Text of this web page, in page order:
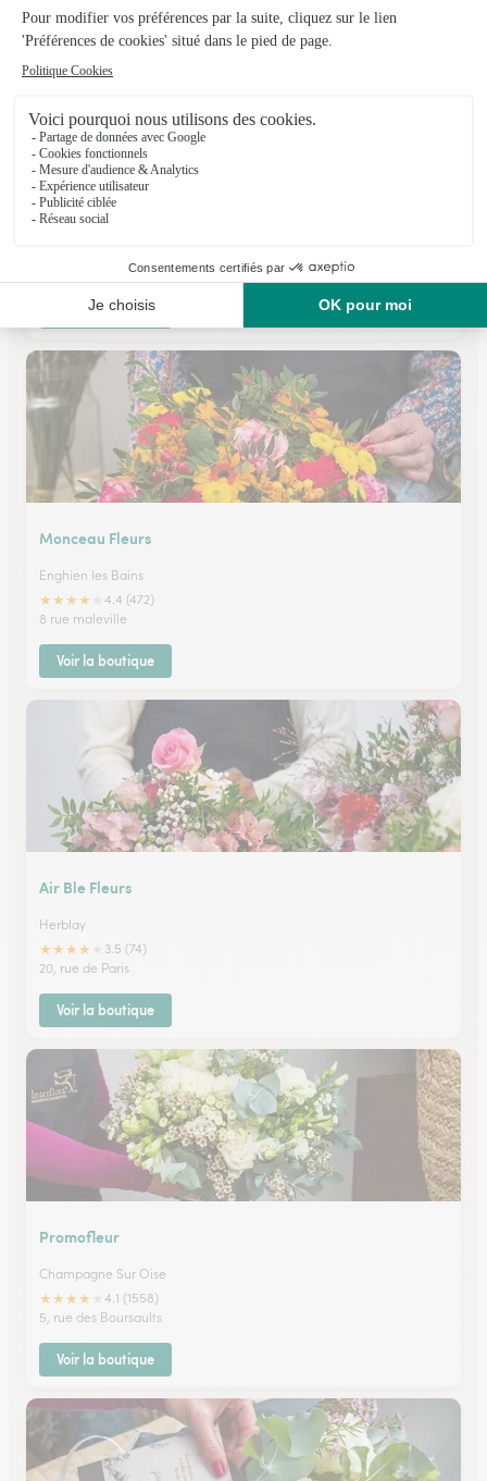
Adeline Fleurs
Deuil la Barre
16, rue du General-de-Gaulle
Voir la boutique
Monceau Fleurs
Enghien les Bains
★★★★
4.4 (472)
8 rue maleville
Voir la boutique
Air Ble Fleurs
Herblay
★★★★
3.5 (74)
20, rue de Paris
Voir la boutique
Promofleur
Champagne Sur Oise
★★★★
4.1 (1558)
5, rue des Boursaults
Voir la boutique